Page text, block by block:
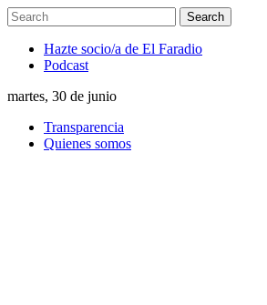
Hazte socio/a de El Faradio
Podcast
martes, 30 de junio
Transparencia
Quienes somos